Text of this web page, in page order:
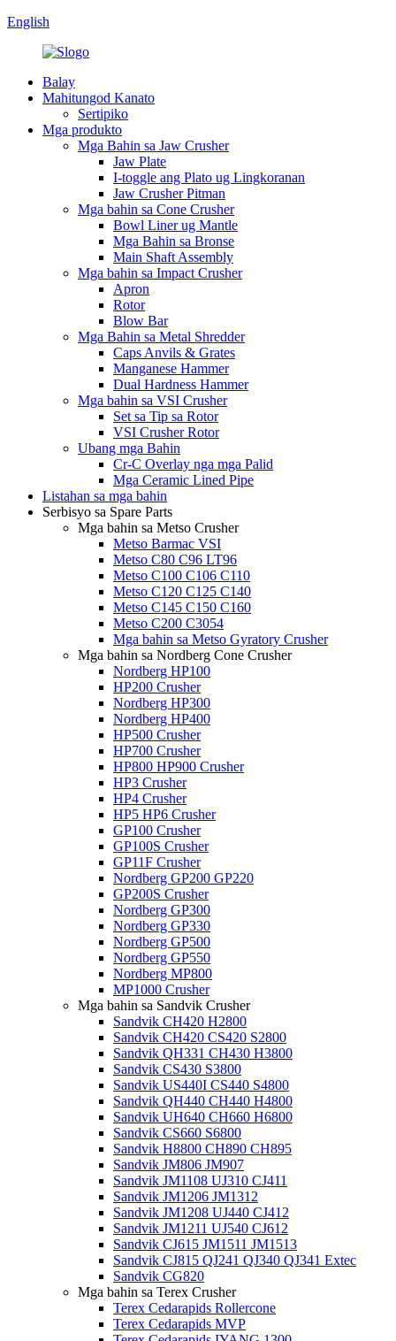
English
Balay
Mahitungod Kanato
Sertipiko
Mga produkto
Mga Bahin sa Jaw Crusher
Jaw Plate
I-toggle ang Plato ug Lingkoranan
Jaw Crusher Pitman
Mga bahin sa Cone Crusher
Bowl Liner ug Mantle
Mga Bahin sa Bronse
Main Shaft Assembly
Mga bahin sa Impact Crusher
Apron
Rotor
Blow Bar
Mga Bahin sa Metal Shredder
Caps Anvils & Grates
Manganese Hammer
Dual Hardness Hammer
Mga bahin sa VSI Crusher
Set sa Tip sa Rotor
VSI Crusher Rotor
Ubang mga Bahin
Cr-C Overlay nga mga Palid
Mga Ceramic Lined Pipe
Listahan sa mga bahin
Serbisyo sa Spare Parts
Mga bahin sa Metso Crusher
Metso Barmac VSI
Metso C80 C96 LT96
Metso C100 C106 C110
Metso C120 C125 C140
Metso C145 C150 C160
Metso C200 C3054
Mga bahin sa Metso Gyratory Crusher
Mga bahin sa Nordberg Cone Crusher
Nordberg HP100
HP200 Crusher
Nordberg HP300
Nordberg HP400
HP500 Crusher
HP700 Crusher
HP800 HP900 Crusher
HP3 Crusher
HP4 Crusher
HP5 HP6 Crusher
GP100 Crusher
GP100S Crusher
GP11F Crusher
Nordberg GP200 GP220
GP200S Crusher
Nordberg GP300
Nordberg GP330
Nordberg GP500
Nordberg GP550
Nordberg MP800
MP1000 Crusher
Mga bahin sa Sandvik Crusher
Sandvik CH420 H2800
Sandvik CH420 CS420 S2800
Sandvik QH331 CH430 H3800
Sandvik CS430 S3800
Sandvik US440I CS440 S4800
Sandvik QH440 CH440 H4800
Sandvik UH640 CH660 H6800
Sandvik CS660 S6800
Sandvik H8800 CH890 CH895
Sandvik JM806 JM907
Sandvik JM1108 UJ310 CJ411
Sandvik JM1206 JM1312
Sandvik JM1208 UJ440 CJ412
Sandvik JM1211 UJ540 CJ612
Sandvik CJ615 JM1511 JM1513
Sandvik CJ815 QJ241 QJ340 QJ341 Extec
Sandvik CG820
Mga bahin sa Terex Crusher
Terex Cedarapids Rollercone
Terex Cedarapids MVP